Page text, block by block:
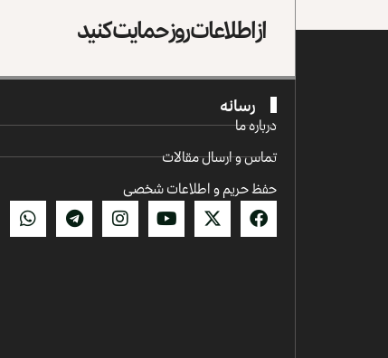
از اطلاعات روز حمایت کنید
رسانه
درباره ما
تماس و ارسال مقالات
حفظ حریم و اطلاعات شخصی